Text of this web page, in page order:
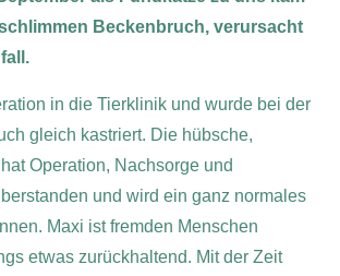
Beckenbruch, verursacht
in die Tierklinik und wurde bei der
gleich kastriert. Die hübsche,
Operation, Nachsorge und
und wird ein ganz normales
Maxi ist fremden Menschen
etwas zurückhaltend. Mit der Zeit